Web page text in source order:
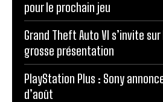
pour le prochain jeu
Grand Theft Auto VI s’invite
grosse présentation
PlayStation Plus : Sony
d’août